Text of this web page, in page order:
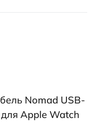
Nomad USB-
Apple Watch